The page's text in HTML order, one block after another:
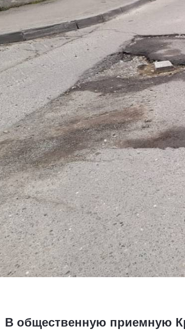
В общественную приемную